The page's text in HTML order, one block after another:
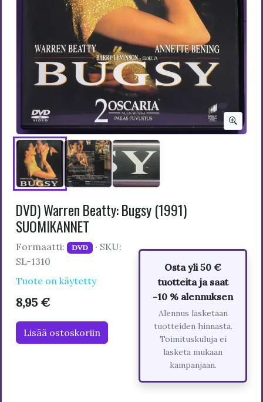
DVD) Warren Beatty: Bugsy (1991)
SUOMIKANNET
Formaatti: DVD · SKU:
SL-1310
Tuote on käytetty
8,95 €
Lisää ostoskoriin
Osta yli 50 €
tuotteita ja saat
-10 % alennuksen
Alennus lasketaan
tuotteiden hinnasta.
Toimituskuluja ei
lasketa mukaan
kampanjaan.